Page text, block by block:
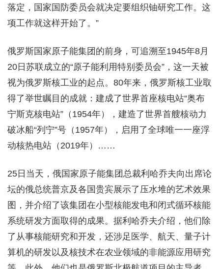
落定，国家国防委员会就决定要组织铀研究工作。这
项工作就这样开始了。”
俄罗斯国家原子能集团的前身，可追溯至1945年8月
20日苏联成立的“原子能利用特别委员会”，这一天被
视为俄罗斯核工业的起点。80年来，俄罗斯核工业取
得了举世瞩目的成就：建成了世界首座核电站“奥布
宁斯克核电站”（1954年），建造了世界首艘核动力
破冰船“列宁”号（1957年），启用了全球唯一一座浮
动核热电站（2019年）……
25日当天，俄国家原子能集团总裁利哈乔夫向出席论
坛的俄总统普京及各国贵宾展示了压水堆的艺术效果
图，并介绍了该集团在小型核能发电和闭式循环核能
系统研发方面取得的成果。据利哈乔夫介绍，他们除
了从事核能研究和开发，还涉足医学、航天、量子计
算机的研发以及核技术在农业领域的非能源应用研究